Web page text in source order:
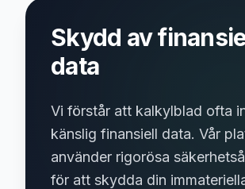
Skydd av
data
Vi förstår att kalkylblad ofta
känslig finansiell data. Vår
använder rigorösa
för att skydda din